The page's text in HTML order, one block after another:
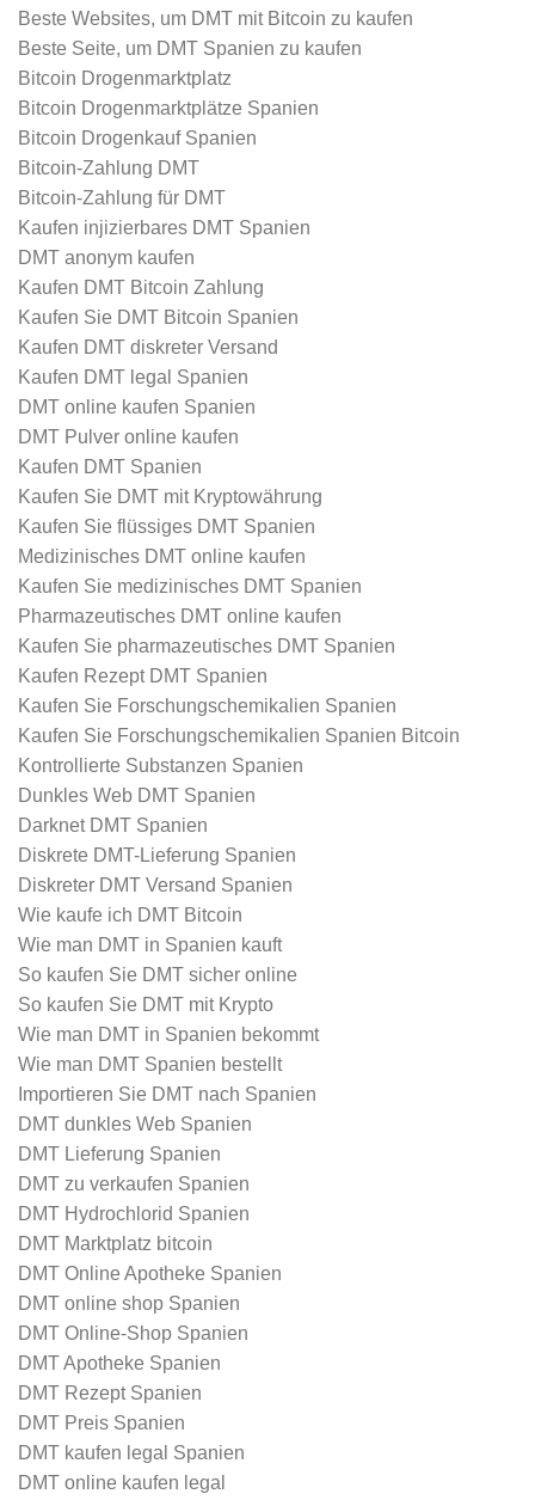
Beste Websites, um DMT mit Bitcoin zu kaufen
Beste Seite, um DMT Spanien zu kaufen
Bitcoin Drogenmarktplatz
Bitcoin Drogenmarktplätze Spanien
Bitcoin Drogenkauf Spanien
Bitcoin-Zahlung DMT
Bitcoin-Zahlung für DMT
Kaufen injizierbares DMT Spanien
DMT anonym kaufen
Kaufen DMT Bitcoin Zahlung
Kaufen Sie DMT Bitcoin Spanien
Kaufen DMT diskreter Versand
Kaufen DMT legal Spanien
DMT online kaufen Spanien
DMT Pulver online kaufen
Kaufen DMT Spanien
Kaufen Sie DMT mit Kryptowährung
Kaufen Sie flüssiges DMT Spanien
Medizinisches DMT online kaufen
Kaufen Sie medizinisches DMT Spanien
Pharmazeutisches DMT online kaufen
Kaufen Sie pharmazeutisches DMT Spanien
Kaufen Rezept DMT Spanien
Kaufen Sie Forschungschemikalien Spanien
Kaufen Sie Forschungschemikalien Spanien Bitcoin
Kontrollierte Substanzen Spanien
Dunkles Web DMT Spanien
Darknet DMT Spanien
Diskrete DMT-Lieferung Spanien
Diskreter DMT Versand Spanien
Wie kaufe ich DMT Bitcoin
Wie man DMT in Spanien kauft
So kaufen Sie DMT sicher online
So kaufen Sie DMT mit Krypto
Wie man DMT in Spanien bekommt
Wie man DMT Spanien bestellt
Importieren Sie DMT nach Spanien
DMT dunkles Web Spanien
DMT Lieferung Spanien
DMT zu verkaufen Spanien
DMT Hydrochlorid Spanien
DMT Marktplatz bitcoin
DMT Online Apotheke Spanien
DMT online shop Spanien
DMT Online-Shop Spanien
DMT Apotheke Spanien
DMT Rezept Spanien
DMT Preis Spanien
DMT kaufen legal Spanien
DMT online kaufen legal